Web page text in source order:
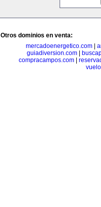
Otros dominios en venta:
mercadoenergetico.com|
guiadiversion.com|
compracampos.com|